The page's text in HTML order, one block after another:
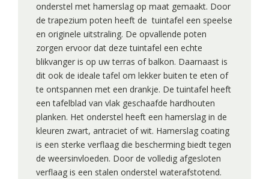
onderstel met hamerslag op maat gemaakt. Door
de trapezium poten heeft de tuintafel een speelse
en originele uitstraling. De opvallende poten
zorgen ervoor dat deze tuintafel een echte
blikvanger is op uw terras of balkon. Daarnaast is
dit ook de ideale tafel om lekker buiten te eten of
te ontspannen met een drankje. De tuintafel heeft
een tafelblad van vlak geschaafde hardhouten
planken. Het onderstel heeft een hamerslag in de
kleuren zwart, antraciet of wit. Hamerslag coating
is een sterke verflaag die bescherming biedt tegen
de weersinvloeden. Door de volledig afgesloten
verflaag is een stalen onderstel waterafstotend.